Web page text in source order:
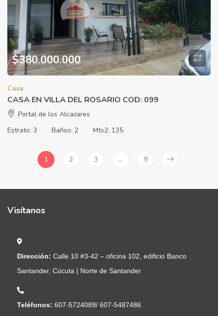
$380.000.000
Casa
CASA EN VILLA DEL ROSARIO COD: 099
Portal de los Alcazares
Estrato: 3 Baños: 2 Mts2: 135
1 2 3 … 9
Visítanos
Dirección: Calle 10 #3-42 – oficina 102, edificio Banco
Santander, Cúcuta | Norte de Santander
Teléfonos: 607-5724089/ 607-5487486